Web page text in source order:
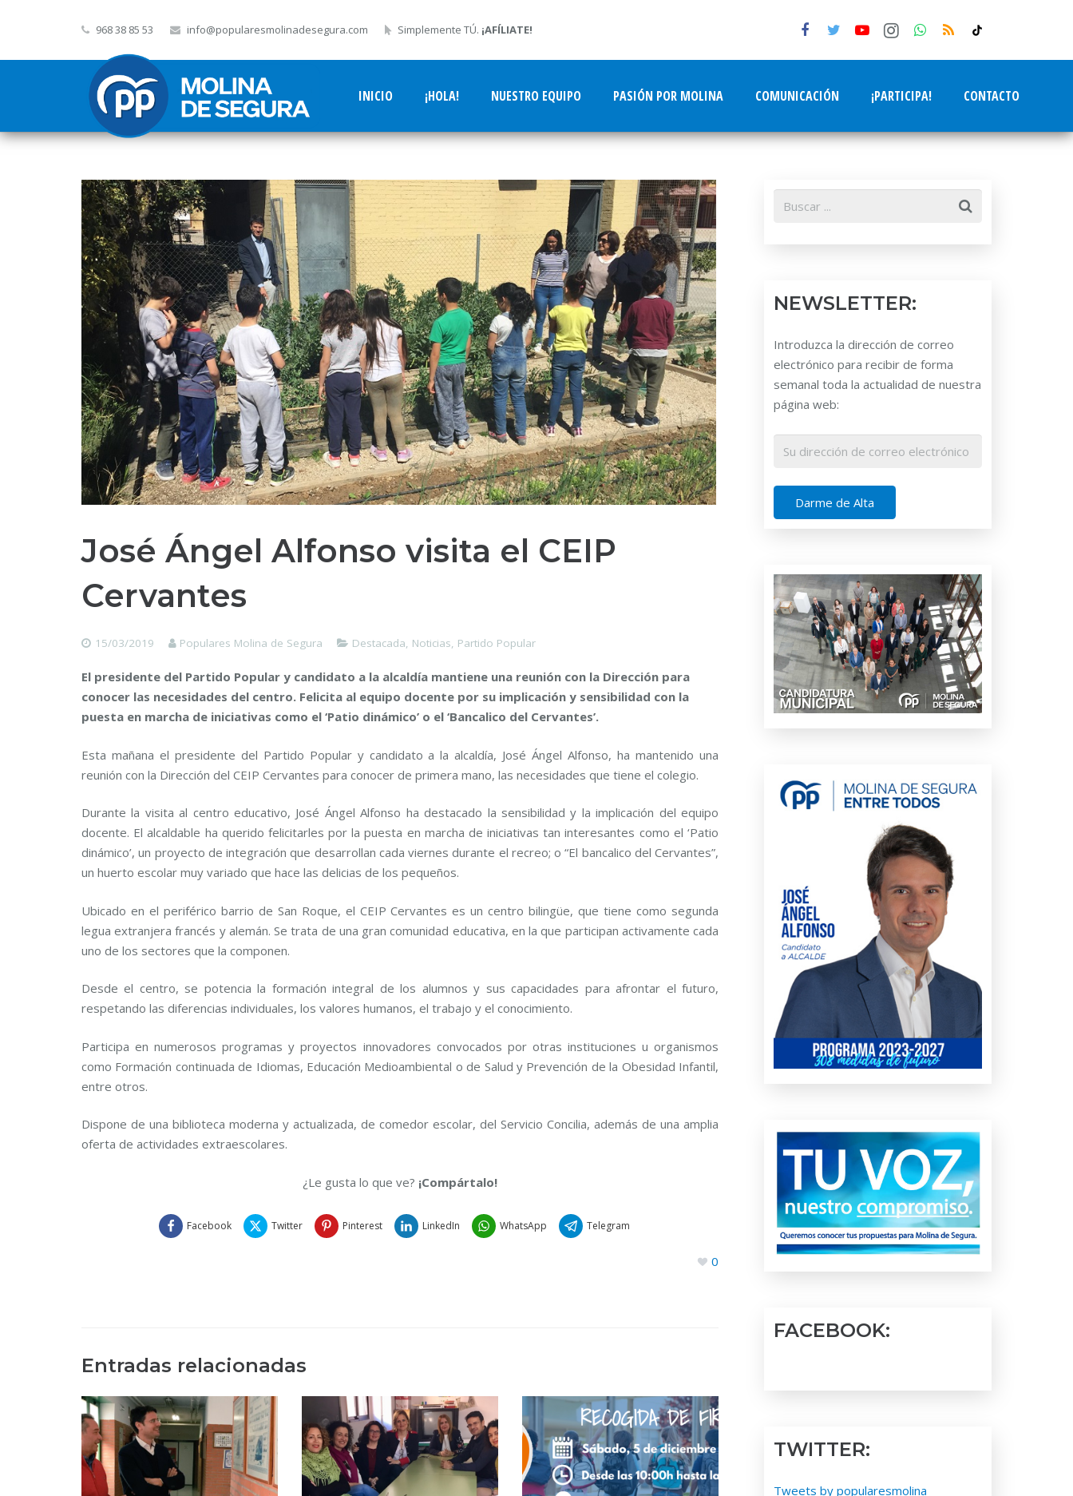
968 38 85 53 info@popularesmolinadesegura.com Simplemente TÚ. ¡AFÍLIATE! tiktok
INICIO ¡HOLA! NUESTRO EQUIPO PASIÓN POR MOLINA COMUNICACIÓN ¡PARTICIPA! CONTACTO
José Ángel Alfonso visita el CEIP
Cervantes
15/03/2019 Populares Molina de Segura Destacada, Noticias, Partido Popular
El presidente del Partido Popular y candidato a la alcaldía mantiene una reunión con la Dirección para
conocer las necesidades del centro. Felicita al equipo docente por su implicación y sensibilidad con la
puesta en marcha de iniciativas como el ‘Patio dinámico’ o el ‘Bancalico del Cervantes’.
Esta mañana el presidente del Partido Popular y candidato a la alcaldía, José Ángel Alfonso, ha mantenido una
reunión con la Dirección del CEIP Cervantes para conocer de primera mano, las necesidades que tiene el colegio.
Durante la visita al centro educativo, José Ángel Alfonso ha destacado la sensibilidad y la implicación del equipo
docente. El alcaldable ha querido felicitarles por la puesta en marcha de iniciativas tan interesantes como el ‘Patio
dinámico’, un proyecto de integración que desarrollan cada viernes durante el recreo; o “El bancalico del Cervantes”,
un huerto escolar muy variado que hace las delicias de los pequeños.
Ubicado en el periférico barrio de San Roque, el CEIP Cervantes es un centro bilingüe, que tiene como segunda
legua extranjera francés y alemán. Se trata de una gran comunidad educativa, en la que participan activamente cada
uno de los sectores que la componen.
Desde el centro, se potencia la formación integral de los alumnos y sus capacidades para afrontar el futuro,
respetando las diferencias individuales, los valores humanos, el trabajo y el conocimiento.
Participa en numerosos programas y proyectos innovadores convocados por otras instituciones u organismos
como Formación continuada de Idiomas, Educación Medioambiental o de Salud y Prevención de la Obesidad Infantil,
entre otros.
Dispone de una biblioteca moderna y actualizada, de comedor escolar, del Servicio Concilia, además de una amplia
oferta de actividades extraescolares.
¿Le gusta lo que ve? ¡Compártalo!
Facebook Twitter Pinterest LinkedIn WhatsApp Telegram
0
Entradas relacionadas
NEWSLETTER:
Introduzca la dirección de correo
electrónico para recibir de forma
semanal toda la actualidad de nuestra
página web:
FACEBOOK:
TWITTER:
Tweets by popularesmolina